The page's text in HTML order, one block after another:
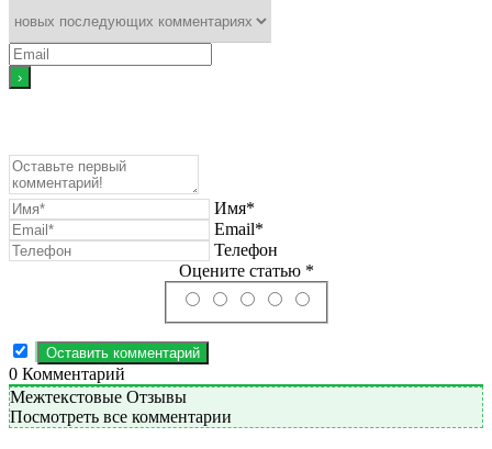
Имя*
Email*
Телефон
Оцените статью *
0 Комментарий
Межтекстовые Отзывы
Посмотреть все комментарии